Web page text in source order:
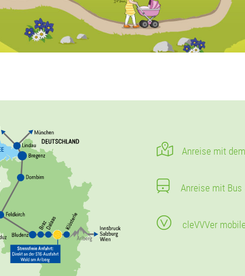
Anreise mit
Anreise mit Bus
cleVVVer